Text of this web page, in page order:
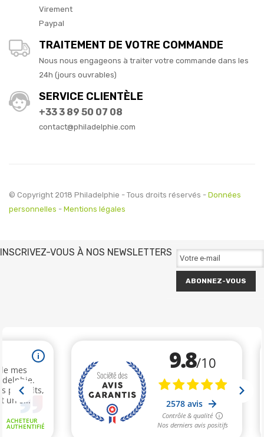
Virement
Paypal
TRAITEMENT DE VOTRE COMMANDE
Nous nous engageons à traiter votre commande dans les
24h (jours ouvrables)
SERVICE CLIENTÈLE
+33 3 89 50 07 08
contact@philadelphie.com
© Copyright 2018 Philadelphie - Tous droits réservés - Données
personnelles - Mentions légales
INSCRIVEZ-VOUS À NOS NEWSLETTERS
ABONNEZ-VOUS